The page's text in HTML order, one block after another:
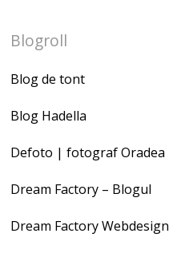
Blogroll
Blog de tont
Blog Hadella
Defoto | fotograf Oradea
Dream Factory – Blogul
Dream Factory Webdesign